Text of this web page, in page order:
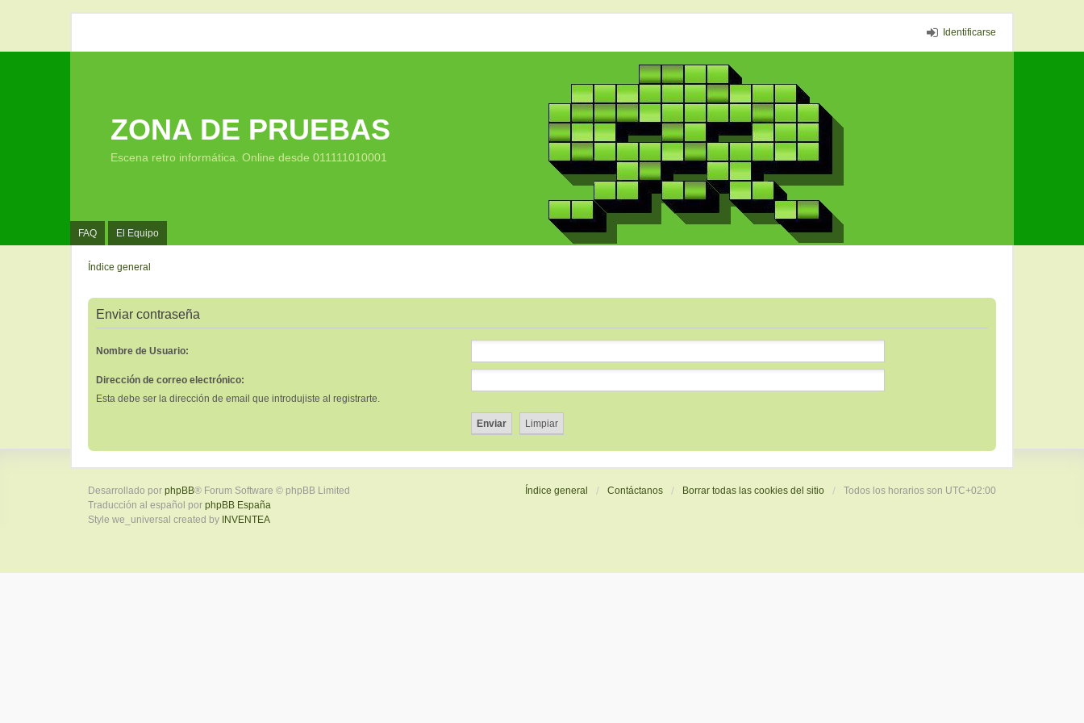
Identificarse
FAQ El Equipo
ZONA DE PRUEBAS
Escena retro informática. Online desde 011111010001
Índice general
Enviar contraseña
Nombre de Usuario:
Dirección de correo electrónico:
Esta debe ser la dirección de email que introdujiste al registrarte.
Índice general Contáctanos Borrar todas las cookies del sitio Todos los horarios son UTC+02:00
Desarrollado por phpBB® Forum Software © phpBB Limited
Traducción al español por phpBB España
Style we_universal created by INVENTEA